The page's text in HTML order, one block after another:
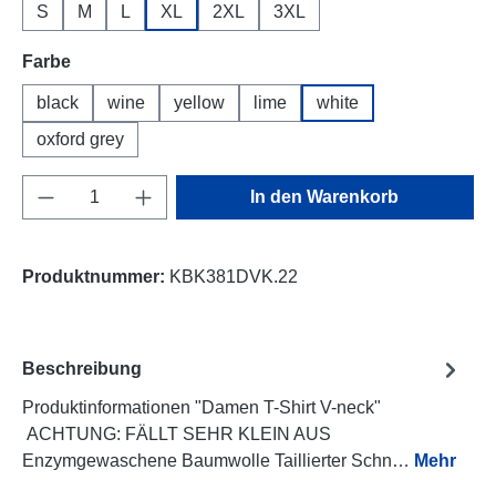
S M L XL 2XL 3XL
Farbeauswählen
black wine yellow lime
white
oxford grey
Produkt Anzahl: Gib den gewünschten
In den Warenkorb
Produktnummer: KBK381DVK.22
Beschreibung
Produktinformationen "Damen T-Shirt V-neck"
ACHTUNG: FÄLLT SEHR KLEIN AUS
Enzymgewaschene Baumwolle Taillierter Schn… Mehr